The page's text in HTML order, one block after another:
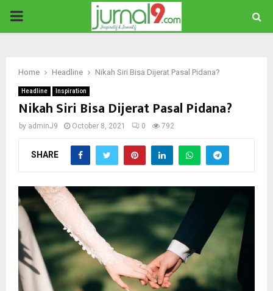
PRIMARY
Home Headline Nikah Siri Bisa Dijerat Pasal Pidana?
Headline Inspiration
Nikah Siri Bisa Dijerat Pasal Pidana?
by adminJ9 October 8, 2021 0 792
SHARE